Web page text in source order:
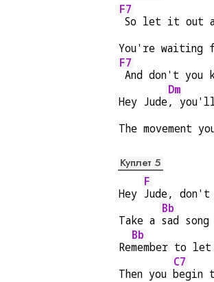
F7
So let it out
You're waiting
F7
And don't
Hey Jude
Dm
,
The movement
Куплет 5
Hey
F
Jude, don't
Take a
Bb
sad
Re
Bb
member to
Then you
C7
begin